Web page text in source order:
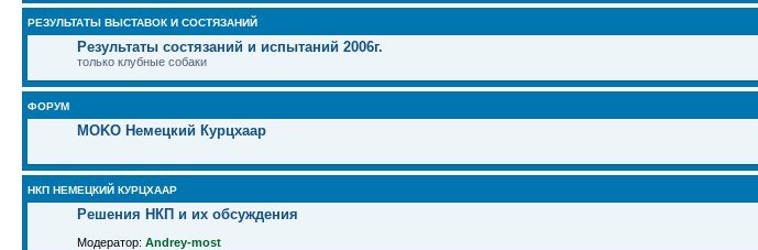
РЕЗУЛЬТАТЫ ВЫСТАВОК И СОСТЯЗАНИЙ
Результаты состязаний и испытаний 2006г.
только клубные собаки
ФОРУМ
MOKO Немецкий Курцхаар
НКП НЕМЕЦКИЙ КУРЦХААР
Решения НКП и их обсуждения
Модератор: Andrey-most